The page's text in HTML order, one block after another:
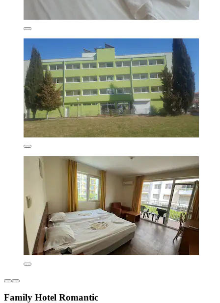
Family Hotel Romantic